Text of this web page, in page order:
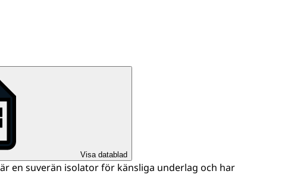
Visa datablad
en suverän isolator för känsliga underlag och har